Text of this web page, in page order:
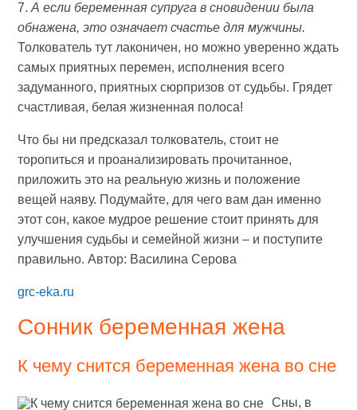
7.А если беременная супруга в сновидении была
обнажена, это означает счастье для мужчины.
Толкователь тут лаконичен, но можно уверенно ждать
самых приятных перемен, исполнения всего
задуманного, приятных сюрпризов от судьбы. Грядет
счастливая, белая жизненная полоса!
Что бы ни предсказал толкователь, стоит не
торопиться и проанализировать прочитанное,
приложить это на реальную жизнь и положение
вещей наяву. Подумайте, для чего вам дан именно
этот сон, какое мудрое решение стоит принять для
улучшения судьбы и семейной жизни – и поступите
правильно. Автор: Василина Серова
grc-eka.ru
Сонник беременная жена
К чему снится беременная жена во сне
Сны, в